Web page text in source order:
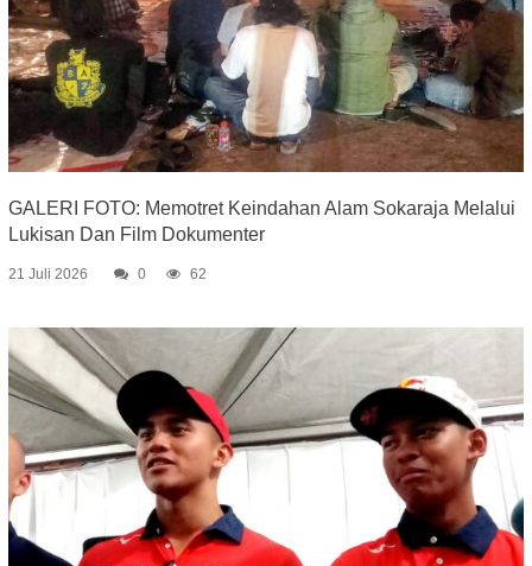
GALERI FOTO: Memotret Keindahan Alam Sokaraja Melalui
Lukisan Dan Film Dokumenter
21 Juli 2026 0 62